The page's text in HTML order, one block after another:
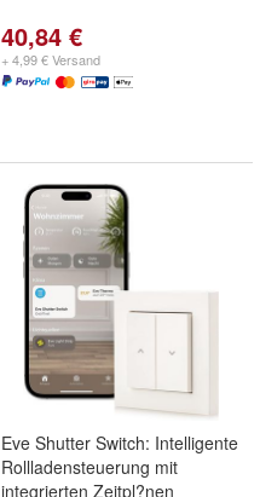
40,84 €
+ 4,99 € Versand
Eve Shutter Switch: Intelligente
Rollladensteuerung mit
integrierten Zeitpl?nen